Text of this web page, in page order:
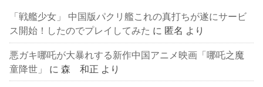
「戦艦少女」 中国版パクリ艦これの真打ちが遂にサービ
ス開始！したのでプレイしてみた に 匿名 より
悪ガキ哪吒が大暴れする新作中国アニメ映画「哪吒之魔
童降世」
に森 和正 より